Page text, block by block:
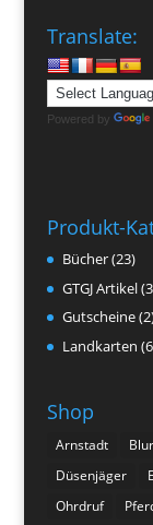
Translate:
Powered by
Produkt-
Bücher(23)
GTGJ Artikel
Gutscheine
Landkarten
Shop
Arnstadt
Düsenjäger
Ohrdruf